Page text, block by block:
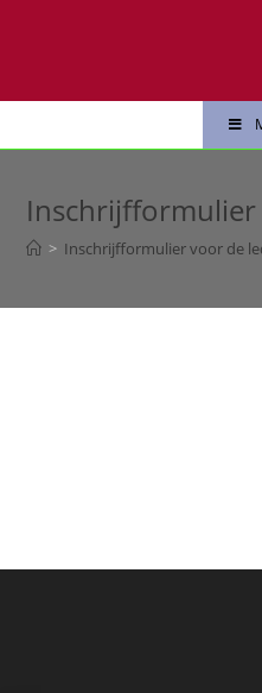
> Inschrijfformulier voor de